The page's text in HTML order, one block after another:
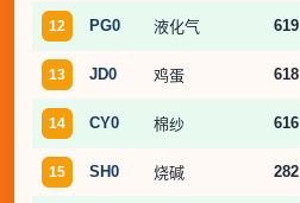
12 PG0 液化气 619
13 JD0 鸡蛋 618
14 CY0 棉纱 616
15 SH0 烧碱 282